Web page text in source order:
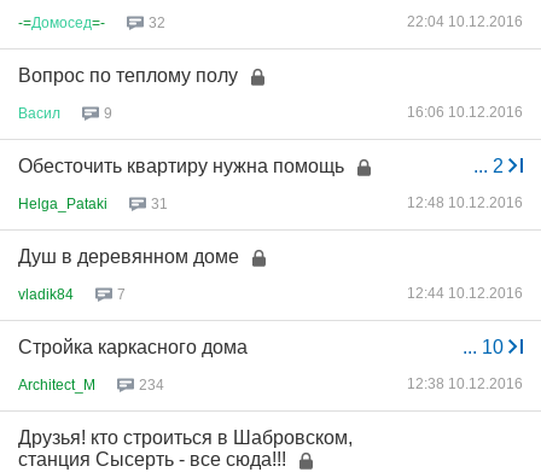
-=Домосед=- 32 22:04 10.12.2016
Вопрос по теплому полу
Васил 9 16:06 10.12.2016
... 2
Обесточить квартиру нужна помощь
Helga_Pataki 31 12:48 10.12.2016
Душ в деревянном доме
vladik84 7 12:44 10.12.2016
... 10
Стройка каркасного дома
Architect_M 234 12:38 10.12.2016
Друзья! кто строиться в Шабровском,
станция Сысерть - все сюда!!!